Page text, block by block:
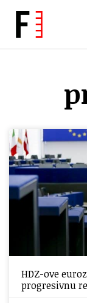
HDZ-ove
progresivnu